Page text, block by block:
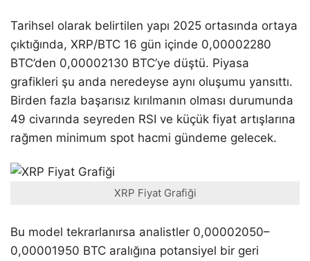
Tarihsel olarak belirtilen yapı 2025 ortasında ortaya
çıktığında, XRP/BTC 16 gün içinde 0,00002280
BTC’den 0,00002130 BTC’ye düştü. Piyasa
grafikleri şu anda neredeyse aynı oluşumu yansıttı.
Birden fazla başarısız kırılmanın olması durumunda
49 civarında seyreden RSI ve küçük fiyat artışlarına
rağmen minimum spot hacmi gündeme gelecek.
XRP Fiyat Grafiği
Bu model tekrarlanırsa analistler 0,00002050–
0,00001950 BTC aralığına potansiyel bir geri